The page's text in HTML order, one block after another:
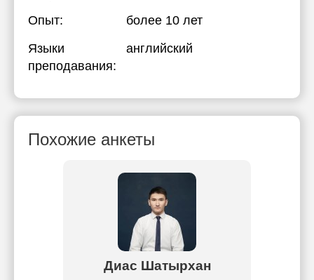
Опыт:
более 10 лет
Языки
преподавания:
английский
Похожие анкеты
Диас Шатырхан